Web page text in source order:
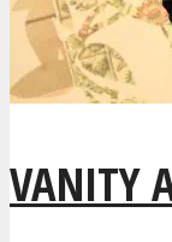
VANITY